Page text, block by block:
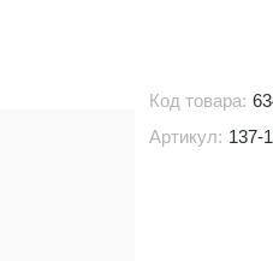
Код товара:
Артикул: 137-